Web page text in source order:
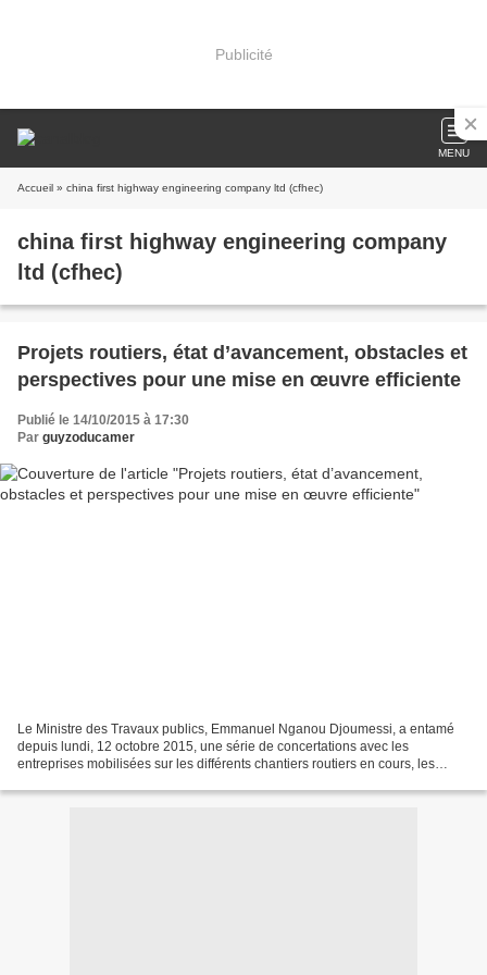
Publicité
MENU
Accueil » china first highway engineering company ltd (cfhec)
china first highway engineering company
ltd (cfhec)
Projets routiers, état d’avancement, obstacles et
perspectives pour une mise en œuvre efficiente
Publié le 14/10/2015 à 17:30
Par guyzoducamer
Le Ministre des Travaux publics, Emmanuel Nganou Djoumessi, a entamé
depuis lundi, 12 octobre 2015, une série de concertations avec les
entreprises mobilisées sur les différents chantiers routiers en cours, les